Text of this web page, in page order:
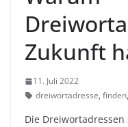
Zukunft
11. Juli 2022
dreiwortadresse, finden,
Die